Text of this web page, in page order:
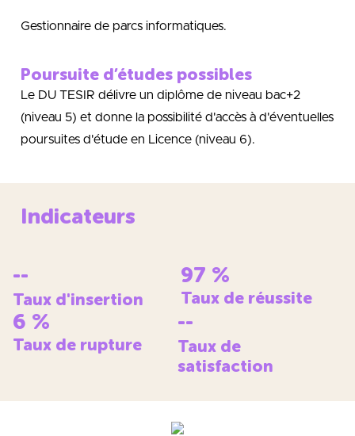
Gestionnaire de parcs informatiques.
Poursuite d’études possibles
Le DU TESIR délivre un diplôme de niveau bac+2
(niveau 5) et donne la possibilité d'accès à d'éventuelles
poursuites d'étude en Licence (niveau 6).
Indicateurs
--
Taux d'insertion
97 %
Taux de réussite
6 %
Taux de rupture
--
Taux de
satisfaction